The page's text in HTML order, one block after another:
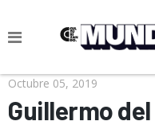
NOTICIAS
CULTURA POP
Octubre 05, 2019
Guillermo